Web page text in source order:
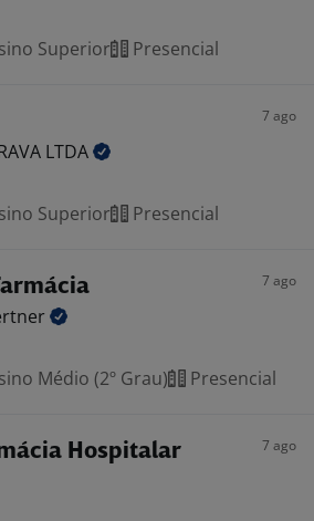
Superior Presencial
7 ago
LTDA
Superior Presencial
7 ago
Médio (2º Grau) Presencial
Hospitalar 7 ago